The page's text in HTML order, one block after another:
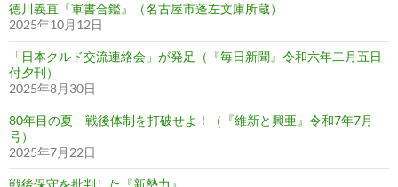
徳川義直『軍書合鑑』（名古屋市蓬左文庫所蔵）
2025年10月12日
「日本クルド交流連絡会」が発足（『毎日新聞』令和六年二月五日
付夕刊）
2025年8月30日
80年目の夏 戦後体制を打破せよ！（『維新と興亜』令和7年7月
号）
2025年7月22日